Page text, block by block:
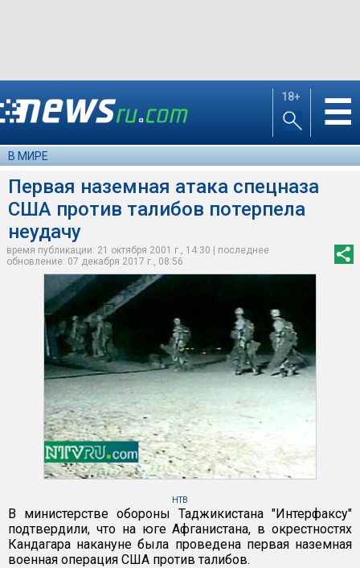
18+ ☰
В МИРЕ
Первая наземная атака спецназа
США против талибов потерпела
неудачу
время публикации: 21 октября 2001 г., 14:30 | последнее
обновление: 07 декабря 2017 г., 08:56
НТВ
В министерстве обороны Таджикистана "Интерфаксу"
подтвердили, что на юге Афганистана, в окрестностях
Кандагара накануне была проведена первая наземная
военная операция США против талибов.